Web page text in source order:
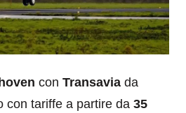
con Transavia da
con tariffe a partire da 35